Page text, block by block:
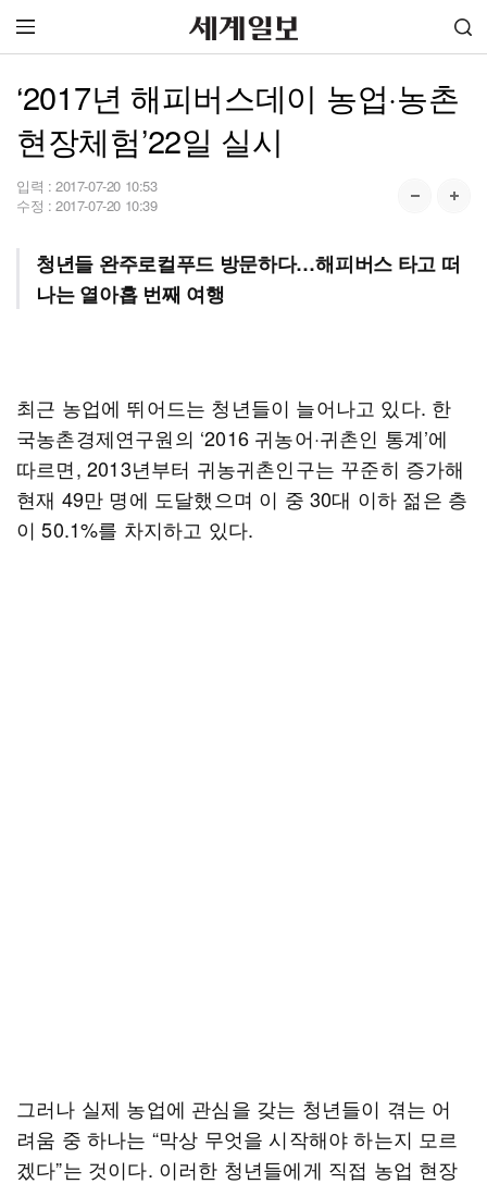
‘2017년 해피버스데이 농업·농촌
현장체험’22일 실시
입력 : 2017-07-20 10:53
수정 : 2017-07-20 10:39
청년들 완주로컬푸드 방문하다…해피버스 타고 떠
나는 열아홉 번째 여행
최근 농업에 뛰어드는 청년들이 늘어나고 있다. 한
국농촌경제연구원의 ‘2016 귀농어·귀촌인 통계’에
따르면, 2013년부터 귀농귀촌인구는 꾸준히 증가해
현재 49만 명에 도달했으며 이 중 30대 이하 젊은 층
이 50.1%를 차지하고 있다.
그러나 실제 농업에 관심을 갖는 청년들이 겪는 어
려움 중 하나는 “막상 무엇을 시작해야 하는지 모르
겠다”는 것이다. 이러한 청년들에게 직접 농업 현장